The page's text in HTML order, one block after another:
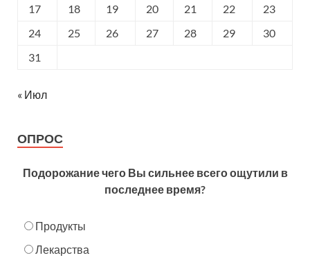
17
18 19 20 21 22
23
24
25 26 27 28 29
30
31
« Июл
ОПРОС
Подорожание чего Вы сильнее всего ощутили в
последнее время?
Продукты
Лекарства